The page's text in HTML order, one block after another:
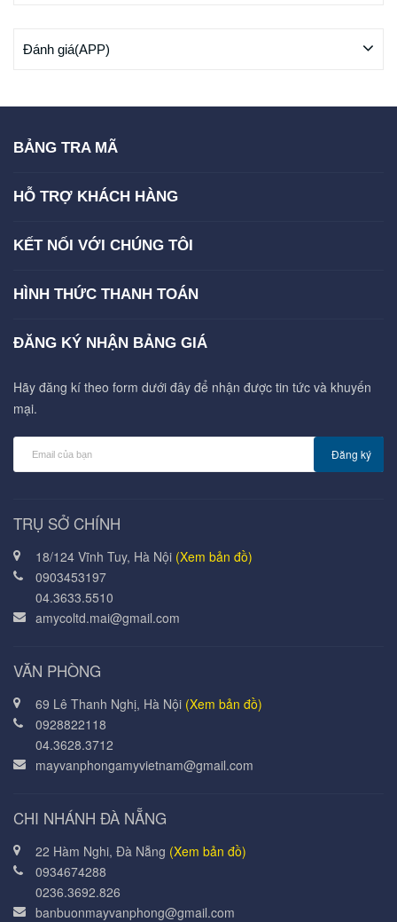
Đánh giá(APP)
BẢNG TRA MÃ
HỖ TRỢ KHÁCH HÀNG
KẾT NỐI VỚI CHÚNG TÔI
HÌNH THỨC THANH TOÁN
ĐĂNG KÝ NHẬN BẢNG GIÁ
Hãy đăng kí theo form dưới đây để nhận được tin tức và khuyến
mại.
Đăng ký
TRỤ SỞ CHÍNH
18/124 Vĩnh Tuy, Hà Nội (Xem bản đồ)
0903453197
04.3633.5510
amycoltd.mai@gmail.com
VĂN PHÒNG
69 Lê Thanh Nghị, Hà Nội (Xem bản đồ)
0928822118
04.3628.3712
mayvanphongamyvietnam@gmail.com
CHI NHÁNH ĐÀ NẴNG
22 Hàm Nghi, Đà Nẵng (Xem bản đồ)
0934674288
0236.3692.826
banbuonmayvanphong@gmail.com